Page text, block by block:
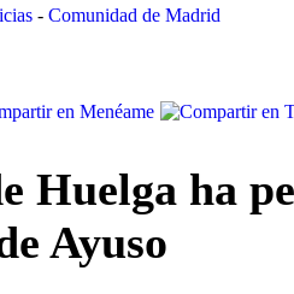
- Comunidad de Madrid
Huelga ha
Ayuso